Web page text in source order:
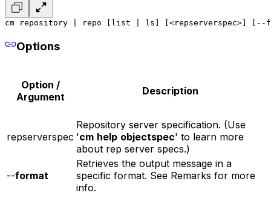
cm repository | repo [list | ls] [<repserverspec>] [--
Options
Option /
Argument
Description
repserverspec
Repository server specification. (Use
'cm help objectspec' to learn more
about rep server specs.)
--format
Retrieves the output message in a
specific format. See Remarks for more
info.